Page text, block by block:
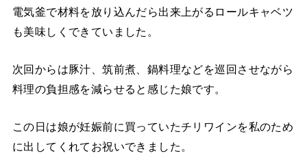
電気釜で材料を放り込んだら出来上がるロールキャベツ
も美味しくできていました。
次回からは豚汁、筑前煮、鍋料理などを巡回させながら
料理の負担感を減らせると感じた娘です。
この日は娘が妊娠前に買っていたチリワインを私のため
に出してくれてお祝いできました。